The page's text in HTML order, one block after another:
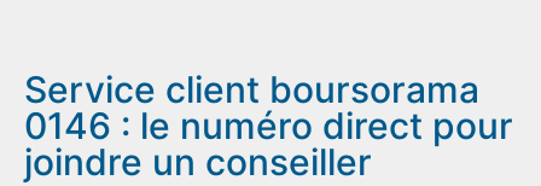
Service client boursorama
0146 : le numéro direct pour
joindre un conseiller